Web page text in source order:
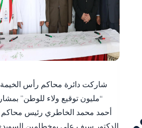
شاركت دائرة محاكم رأس الخيمة
“مليون توقيع ولاء للوطن”
أحمد محمد الخاطري رئيس